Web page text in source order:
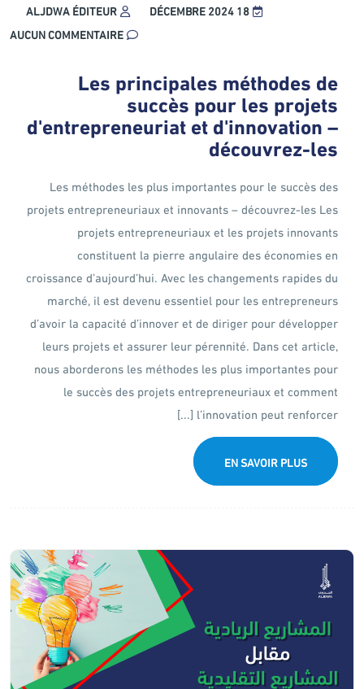
18 DÉCEMBRE 2024
ALJDWA ÉDITEUR
AUCUN COMMENTAIRE
Les principales méthodes de
succès pour les projets
d'entrepreneuriat et d'innovation –
découvrez-les
Les méthodes les plus importantes pour le succès des
projets entrepreneuriaux et innovants – découvrez-les Les
projets entrepreneuriaux et les projets innovants
constituent la pierre angulaire des économies en
croissance d’aujourd’hui. Avec les changements rapides du
marché, il est devenu essentiel pour les entrepreneurs
d’avoir la capacité d’innover et de diriger pour développer
leurs projets et assurer leur pérennité. Dans cet article,
nous aborderons les méthodes les plus importantes pour
le succès des projets entrepreneuriaux et comment
l’innovation peut renforcer [...]
EN SAVOIR PLUS